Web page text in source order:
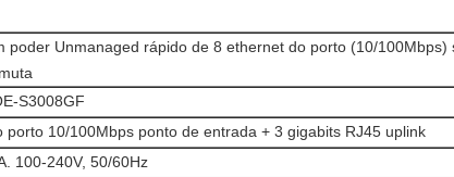
poder Unmanaged rápido de 8 ethernet do porto (10/100Mbps)
S3008GF
porto 10/100Mbps ponto de entrada + 3 gigabits RJ45 uplink
100-240V, 50/60Hz